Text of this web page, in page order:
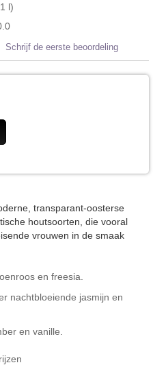
l)
Schrijf de eerste beoordeling
transparant-oosterse
houtsoorten, die vooral
vrouwen in de smaak
en freesia.
nachtbloeiende jasmijn en
en vanille.